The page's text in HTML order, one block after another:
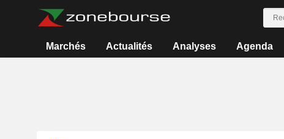
Marchés Actualités Analyses Agenda